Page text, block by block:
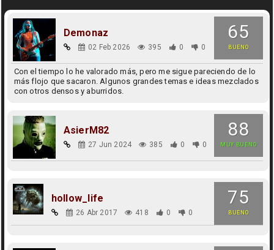
65
BUENO
Demonaz
02 Feb 2026 395 0 0
Con el tiempo lo he valorado más, pero me sigue pareciendo de lo
más flojo que sacaron. Algunos grandes temas e ideas mezclados
con otros densos y aburridos.
88
MUY BUENO
AsierM82
27 Jun 2024 385 0 0
75
BUENO
hollow_life
26 Abr 2017 418 0 0